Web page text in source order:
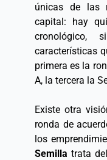
únicas de las
capital: hay
cronológico,
características
primera es la
A, la tercera la
Existe otra
ronda de
los
Semilla trata